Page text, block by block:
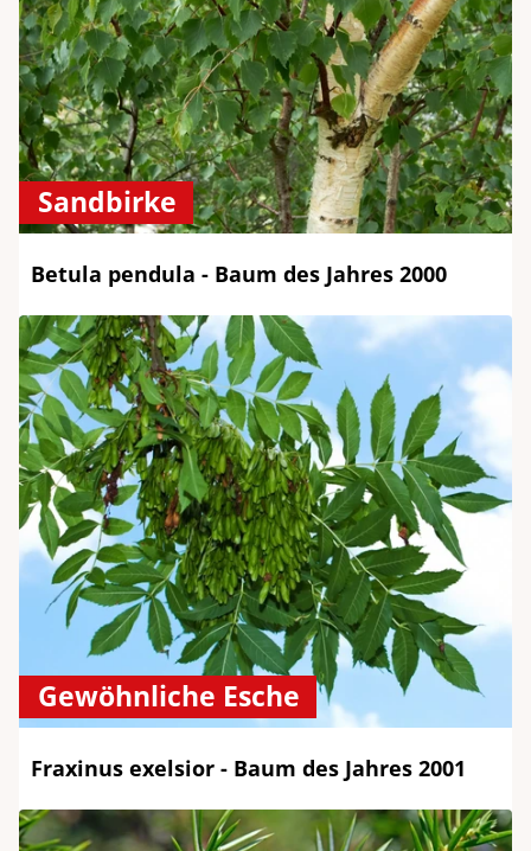
Sandbirke
Betula pendula - Baum des Jahres 2000
Gewöhnliche Esche
Fraxinus exelsior - Baum des Jahres 2001